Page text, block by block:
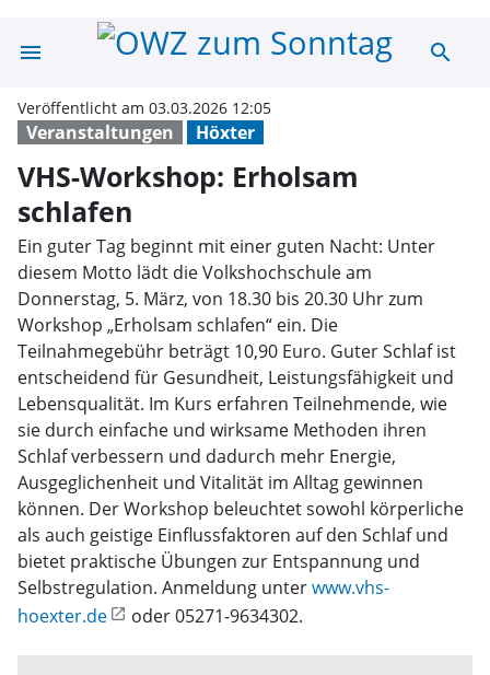
menu VHS- search
Veranstaltungen Höxter
Veröffentlicht am 03.03.2026 12:05
VHS-Workshop: Erholsam
schlafen
Ein guter Tag beginnt mit einer guten Nacht: Unter
diesem Motto lädt die Volkshochschule am
Donnerstag, 5. März, von 18.30 bis 20.30 Uhr zum
Workshop „Erholsam schlafen“ ein. Die
Teilnahmegebühr beträgt 10,90 Euro. Guter Schlaf ist
entscheidend für Gesundheit, Leistungsfähigkeit und
Lebensqualität. Im Kurs erfahren Teilnehmende, wie
sie durch einfache und wirksame Methoden ihren
Schlaf verbessern und dadurch mehr Energie,
Ausgeglichenheit und Vitalität im Alltag gewinnen
können. Der Workshop beleuchtet sowohl körperliche
als auch geistige Einflussfaktoren auf den Schlaf und
bietet praktische Übungen zur Entspannung und
Selbstregulation. Anmeldung unterwww.vhs-
hoexter.de
oder 05271-9634302.